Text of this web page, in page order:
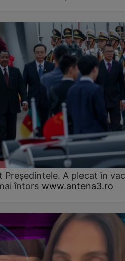
Președintele. A plecat în
întors www.antena3.ro